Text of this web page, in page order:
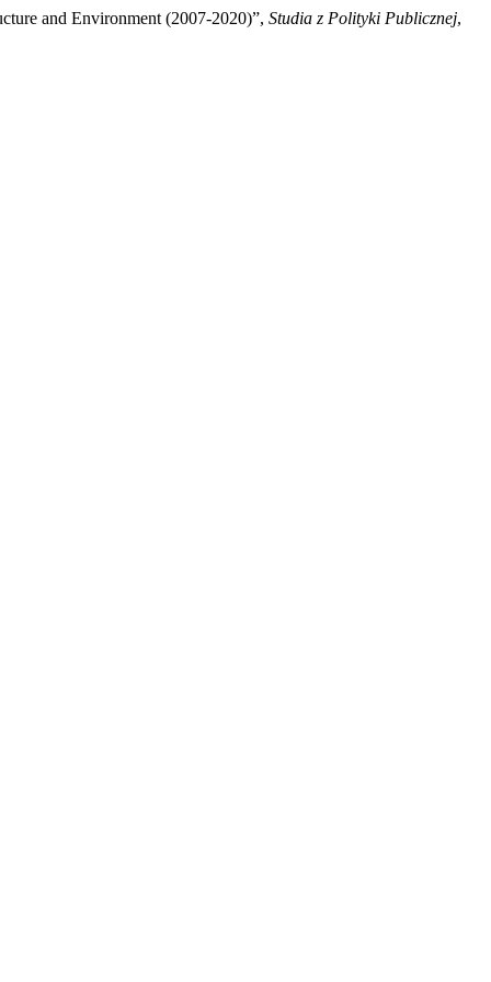
and Environment (2007-2020)”, Studia z Polityki Publicznej,